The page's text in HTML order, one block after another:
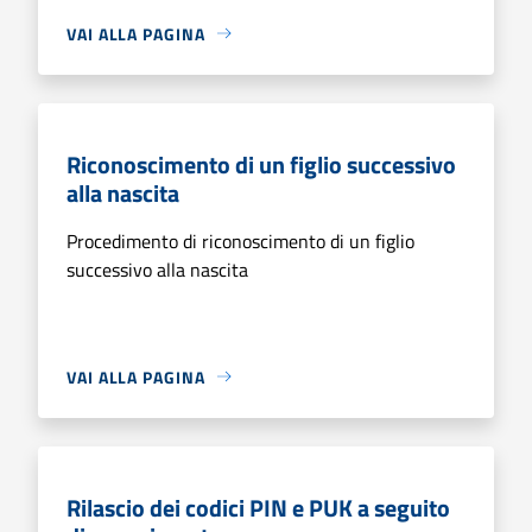
VAI ALLA PAGINA
Riconoscimento di un figlio successivo
alla nascita
Procedimento di riconoscimento di un figlio
successivo alla nascita
VAI ALLA PAGINA
Rilascio dei codici PIN e PUK a seguito